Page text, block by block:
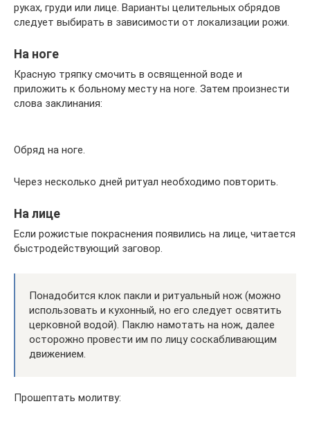
руках, груди или лице. Варианты целительных обрядов
следует выбирать в зависимости от локализации рожи.
На ноге
Красную тряпку смочить в освященной воде и
приложить к больному месту на ноге. Затем произнести
слова заклинания:
Обряд на ноге.
Через несколько дней ритуал необходимо повторить.
На лице
Если рожистые покраснения появились на лице, читается
быстродействующий заговор.
Понадобится клок пакли и ритуальный нож (можно
использовать и кухонный, но его следует освятить
церковной водой). Паклю намотать на нож, далее
осторожно провести им по лицу соскабливающим
движением.
Прошептать молитву: